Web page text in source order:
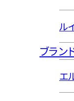
ル
ブラン
エ